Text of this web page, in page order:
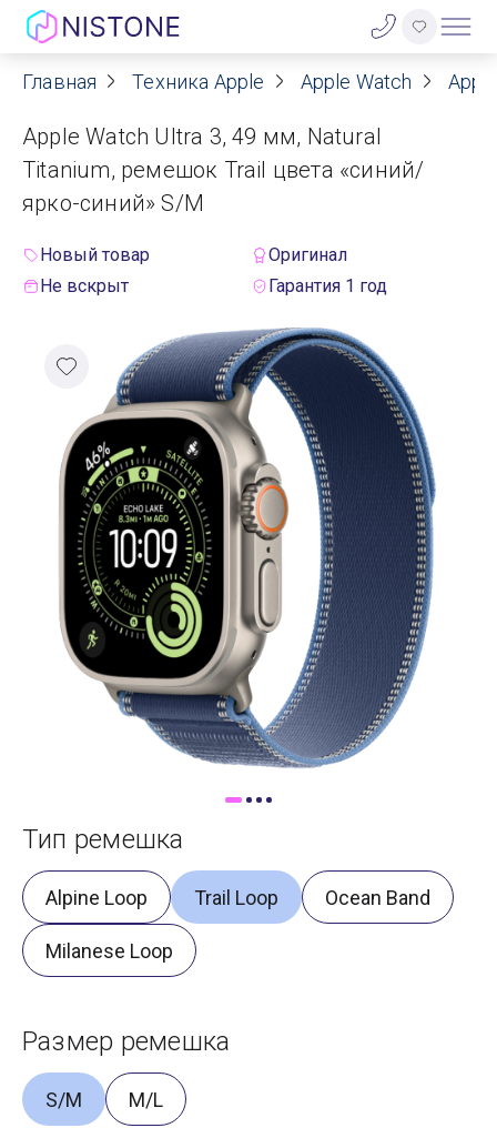
Акции
О нас
Блог
Договор оферты
Контакты
Гарантия
Оплата
Доставка
Самовывоз
Trade-In
Главная Техника Apple Apple Watch
Apple Watch Ultra 3, 49 мм, Natural
Titanium, ремешок Trail цвета «синий/
ярко-синий» S/M
Новый товар
Оригинал
Не вскрыт
Гарантия 1 год
Тип ремешка
Alpine Loop Trail Loop Ocean Band
Milanese Loop
Размер ремешка
S/M M/L